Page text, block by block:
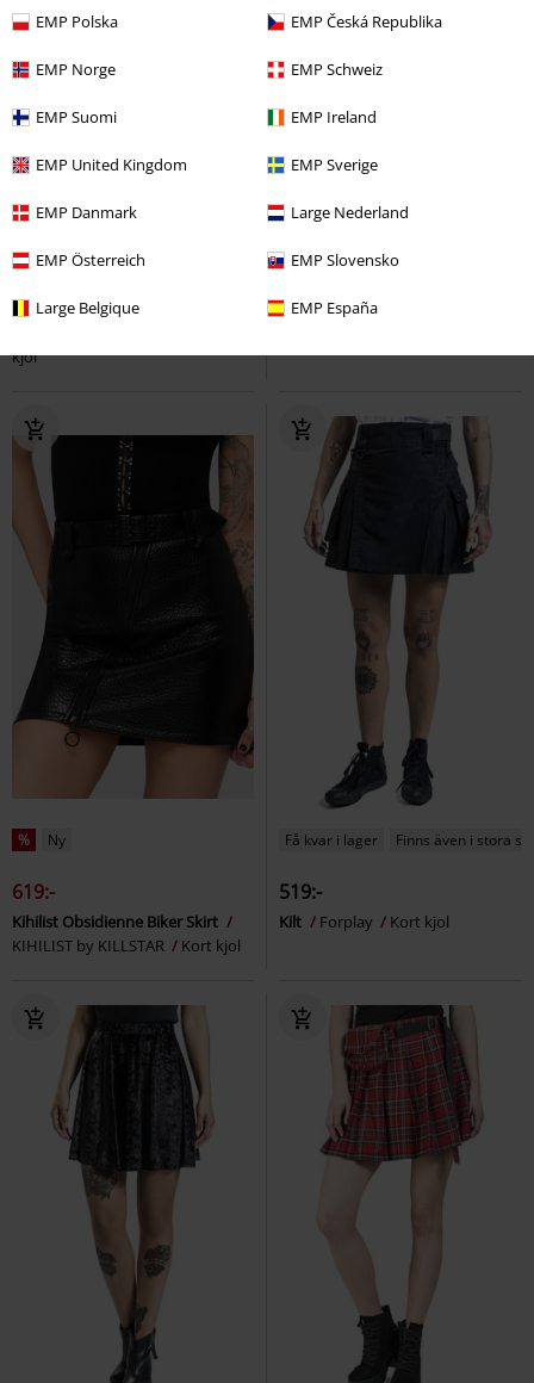
EMP Polska EMP Česká Republika
EMP Norge EMP Schweiz
EMP Suomi EMP Ireland
EMP United Kingdom EMP Sverige
EMP Danmark Large Nederland
EMP Österreich EMP Slovensko
Large Belgique EMP España
Få kvar i lager Removable Parts
679:-
kjol
% Finns även i stora storlekar
359:-
% Ny
619:-
Kihilist Obsidienne Biker Skirt
KIHILIST by KILLSTAR
Kort kjol
Få kvar i lager Finns även i stora
519:-
Kilt Forplay Kort kjol